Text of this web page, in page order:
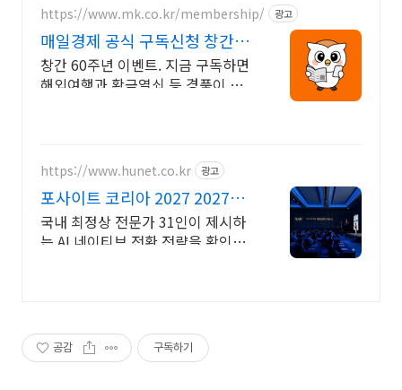
https://www.mk.co.kr/membership/ 광고
매일경제 공식 구독신청 창간
60주년 이벤트
창간 60주년 이벤트. 지금 구독하면
해외여행과 황금열쇠 등 경품이 한
https://www.hunet.co.kr 광고
포사이트 코리아 2027 2027년
도 사업계획 포럼
국내 최정상 전문가 31인이 제시하
는 AI 네이티브 전환 전략을 확인하
공감 구독하기